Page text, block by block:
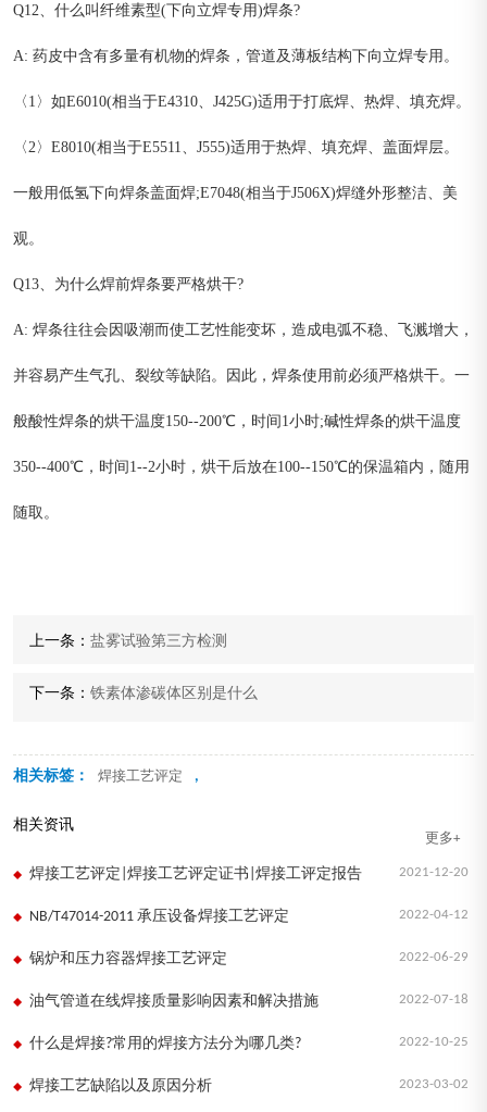
Q12、什么叫纤维素型(下向立焊专用)焊条?
A: 药皮中含有多量有机物的焊条，管道及薄板结构下向立焊专用。
〈1〉如E6010(相当于E4310、J425G)适用于打底焊、热焊、填充焊。
〈2〉E8010(相当于E5511、J555)适用于热焊、填充焊、盖面焊层。
一般用低氢下向焊条盖面焊;E7048(相当于J506X)焊缝外形整洁、美
观。
Q13、为什么焊前焊条要严格烘干?
A: 焊条往往会因吸潮而使工艺性能变坏，造成电弧不稳、飞溅增大，
并容易产生气孔、裂纹等缺陷。因此，焊条使用前必须严格烘干。一
般酸性焊条的烘干温度150--200℃，时间1小时;碱性焊条的烘干温度
350--400℃，时间1--2小时，烘干后放在100--150℃的保温箱内，随用
随取。
上一条： 盐雾试验第三方检测
下一条： 铁素体渗碳体区别是什么
相关标签： 焊接工艺评定 ,
相关资讯
更多+
2021-12-20
焊接工艺评定|焊接工艺评定证书|焊接工评定报告
2022-04-12
NB/T47014-2011 承压设备焊接工艺评定
2022-06-29
锅炉和压力容器焊接工艺评定
2022-07-18
油气管道在线焊接质量影响因素和解决措施
2022-10-25
什么是焊接?常用的焊接方法分为哪几类?
2023-03-02
焊接工艺缺陷以及原因分析